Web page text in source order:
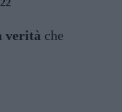
verità che